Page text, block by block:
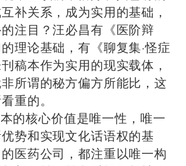
补关系，成为实用的基础，
注目？汪必昌有《医阶辩
理论基础，有《聊复集·怪症
稿本作为实用的现实载体，
所谓的秘方偏方所能比，这
重的。
的核心价值是唯一性，唯一
势和实现文化话语权的基
医药公司，都注重以唯一构